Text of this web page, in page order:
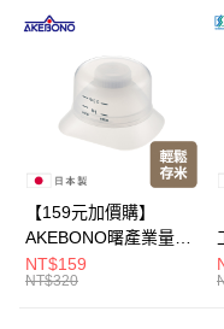
超商取貨付款
LINE Pay
Apple Pay
Google Pay
全盈+PAY
大哥付你分期
【159元加價購】
AKEBONO曙產業量米
杯漏斗組(白)/量米杯/
米桶/量米用具/任二件8
NT$159
NT$320